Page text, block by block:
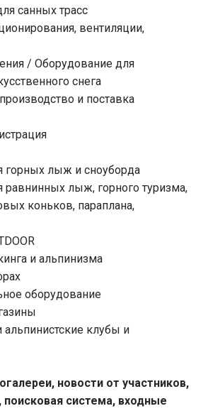
санных трасс
вентиляции,
/ Оборудование для
снега
и поставка
горных лыж и сноуборда
равнинных лыж, горного туризма,
коньков, параплана,
и альпинизма
оборудование
клубы и
новости от участников,
поисковая система, входные